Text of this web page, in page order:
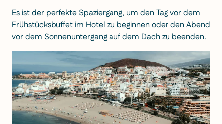
Es ist der perfekte Spaziergang, um den Tag vor dem
Frühstücksbuffet im Hotel zu beginnen oder den Abend
vor dem Sonnenuntergang auf dem Dach zu beenden.